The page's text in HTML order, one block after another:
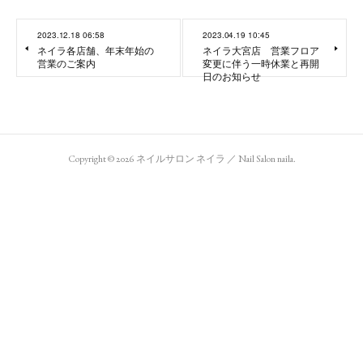
2023.12.18 06:58
ネイラ各店舗、年末年始の
営業のご案内
2023.04.19 10:45
ネイラ大宮店 営業フロア
変更に伴う一時休業と再開
日のお知らせ
Copyright ©2026 ネイルサロン ネイラ ／ Nail Salon naila.